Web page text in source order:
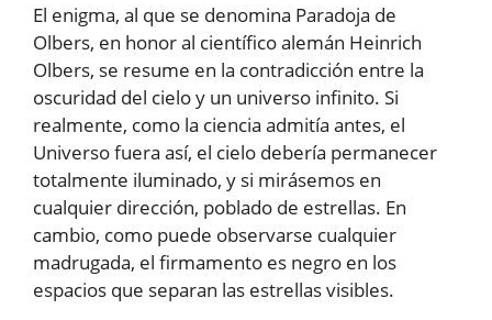
El enigma, al que se denomina Paradoja de
Olbers, en honor al científico alemán Heinrich
Olbers, se resume en la contradicción entre la
oscuridad del cielo y un universo infinito. Si
realmente, como la ciencia admitía antes, el
Universo fuera así, el cielo debería permanecer
totalmente iluminado, y si mirásemos en
cualquier dirección, poblado de estrellas. En
cambio, como puede observarse cualquier
madrugada, el firmamento es negro en los
espacios que separan las estrellas visibles.